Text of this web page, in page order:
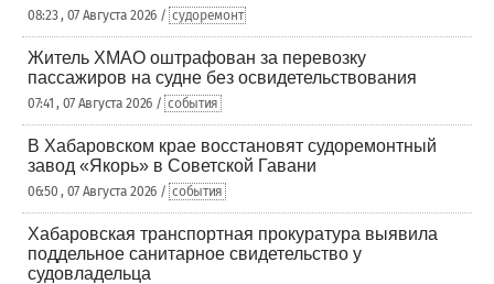
08:23 , 07 Августа 2026 / судоремонт
Житель ХМАО оштрафован за перевозку
пассажиров на судне без освидетельствования
07:41 , 07 Августа 2026 / события
В Хабаровском крае восстановят судоремонтный
завод «Якорь» в Советской Гавани
06:50 , 07 Августа 2026 / события
Хабаровская транспортная прокуратура выявила
поддельное санитарное свидетельство у
судовладельца